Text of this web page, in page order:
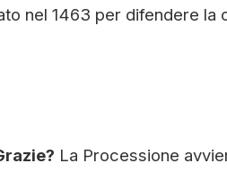
nel 1463 per difendere la
La Processione